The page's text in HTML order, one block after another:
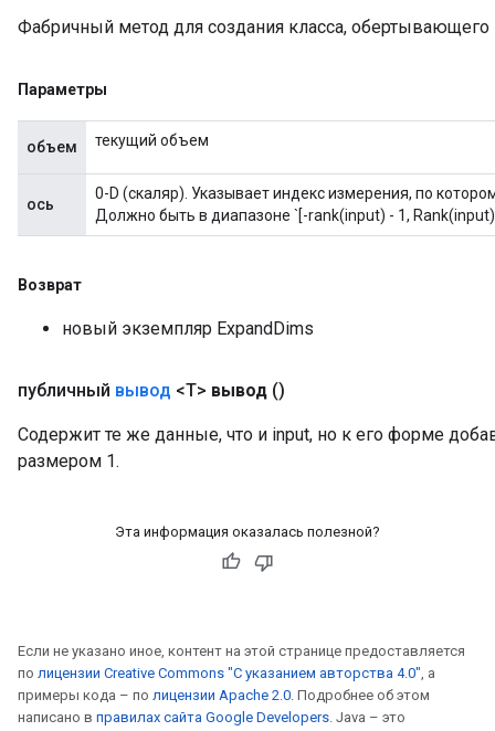
Фабричный метод для создания класса,
Параметры
объем текущий объем
ось
0-D (скаляр). Указывает индекс измерения, по
Должно быть в диапазоне `[-rank(input) - 1,
Возврат
новый экземпляр ExpandDims
публичный вывод <T> вывод ()
Содержит те же данные, что и input, но к его форме
размером 1.
Эта информация оказалась полезной?
Если не указано иное, контент на этой странице предоставляется
по лицензии Creative Commons "С указанием авторства 4.0", а
примеры кода – по лицензии Apache 2.0. Подробнее об этом
написано в правилах сайта Google Developers. Java – это